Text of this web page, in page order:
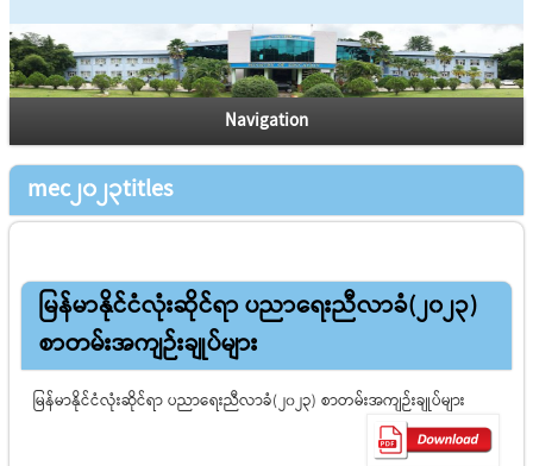
Navigation
mec2023titles
မြန်မာနိုင်ငံလုံးဆိုင်ရာ ပညာရေးညီလာခံ(၂၀၂၃)
စာတမ်းအကျဉ်းချုပ်များ
မြန်မာနိုင်ငံလုံးဆိုင်ရာ ပညာရေးညီလာခံ(၂၀၂၃) စာတမ်းအကျဉ်းချုပ်များ